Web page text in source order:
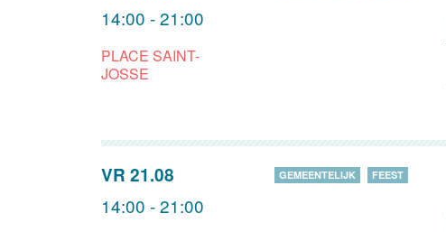
14:00 - 21:00
PLACE SAINT-
JOSSE
VR 21.08
14:00 - 21:00
GEMEENTELIJK FEEST